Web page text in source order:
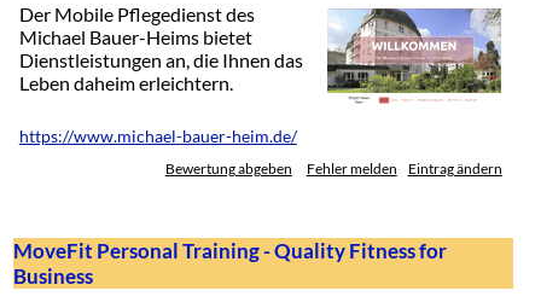
Der Mobile Pflegedienst des
Michael Bauer-Heims bietet
Dienstleistungen an, die Ihnen das
Leben daheim erleichtern.
https://www.michael-bauer-heim.de/
Bewertung abgeben Fehler melden Eintrag ändern
MoveFit Personal Training - Quality Fitness for
Business